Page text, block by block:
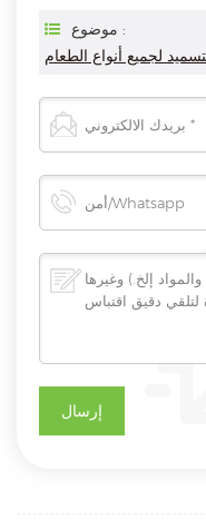
موضوع :
لجميع أنواع الطعام